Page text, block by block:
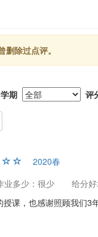
题、简答题和代码分析
，需要学生认真背诵
试占比45%，实验25%
较高。成绩基本根据平
论》是一门适合混学
渣友好，作业与实验
除过点评。
学期 评
2020春
业多少：很少 给分
课，也感谢照顾我们3